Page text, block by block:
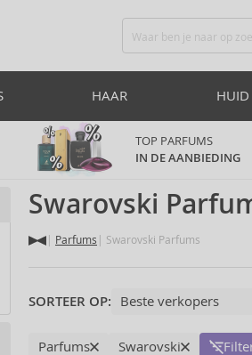
HAAR HUID
TOP PARFUMS
IN DE AANBIEDING
Swarovski
Parfums Swarovski Parfums
SORTEER OP:
Parfums Swarovski